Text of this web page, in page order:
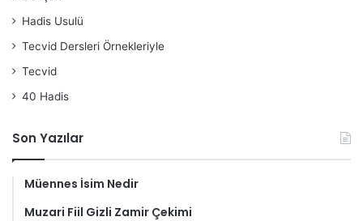
Hadis Usulü
Tecvid Dersleri Örnekleriyle
Tecvid
40 Hadis
Son Yazılar
Müennes İsim Nedir
Muzari Fiil Gizli Zamir Çekimi